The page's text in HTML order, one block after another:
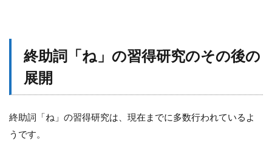
終助詞「ね」の習得研究のその後の
展開
終助詞「ね」の習得研究は、現在までに多数行われているよ
うです。